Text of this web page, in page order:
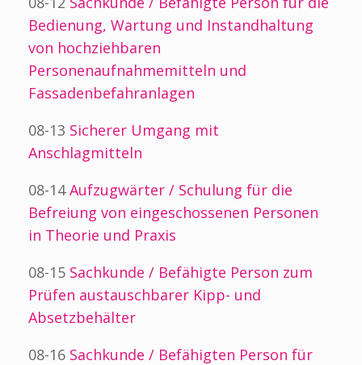
Bedienung, Wartung und Instandhaltung
von hochziehbaren
Personenaufnahmemitteln und
Fassadenbefahranlagen
08-13 Sicherer Umgang mit
Anschlagmitteln
08-14Aufzugwärter / Schulung für die
Befreiung von eingeschossenen Personen
in Theorie und Praxis
08-15 Sachkunde / Befähigte Person zum
Prüfen austauschbarer Kipp- und
Absetzbehälter
08-16 Sachkunde / Befähigten Person für